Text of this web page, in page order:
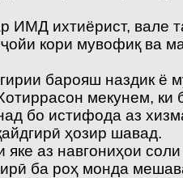
ИМД ихтиёрист, вале
кори мувофиқ ва
барояш наздик ё
мекунем, ки
бо истифода аз
ҳозир шавад.
аз навгониҳои соли
ба роҳ монда